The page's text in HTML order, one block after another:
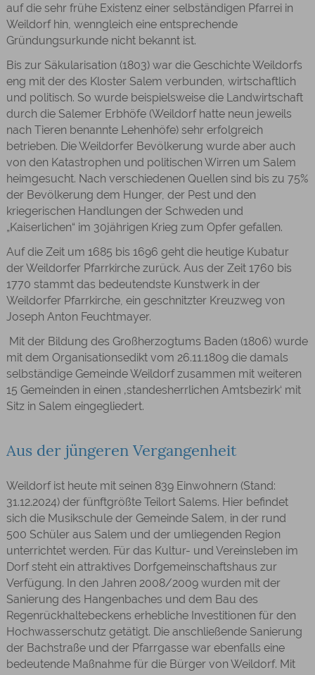
auf die sehr frühe Existenz einer selbständigen Pfarrei in
Weildorf hin, wenngleich eine entsprechende
Gründungsurkunde nicht bekannt ist.
Bis zur Säkularisation (1803) war die Geschichte Weildorfs
eng mit der des Kloster Salem verbunden, wirtschaftlich
und politisch. So wurde beispielsweise die Landwirtschaft
durch die Salemer Erbhöfe (Weildorf hatte neun jeweils
nach Tieren benannte Lehenhöfe) sehr erfolgreich
betrieben. Die Weildorfer Bevölkerung wurde aber auch
von den Katastrophen und politischen Wirren um Salem
heimgesucht. Nach verschiedenen Quellen sind bis zu 75%
der Bevölkerung dem Hunger, der Pest und den
kriegerischen Handlungen der Schweden und
„Kaiserlichen“ im 30jährigen Krieg zum Opfer gefallen.
Auf die Zeit um 1685 bis 1696 geht die heutige Kubatur
der Weildorfer Pfarrkirche zurück. Aus der Zeit 1760 bis
1770 stammt das bedeutendste Kunstwerk in der
Weildorfer Pfarrkirche, ein geschnitzter Kreuzweg von
Joseph Anton Feuchtmayer.
Mit der Bildung des Großherzogtums Baden (1806) wurde
mit dem Organisationsedikt vom 26.11.1809 die damals
selbständige Gemeinde Weildorf zusammen mit weiteren
15 Gemeinden in einen ‚standesherrlichen Amtsbezirk‘ mit
Sitz in Salem eingegliedert.
Aus der jüngeren Vergangenheit
Weildorf ist heute mit seinen 839 Einwohnern (Stand:
31.12.2024) der fünftgrößte Teilort Salems. Hier befindet
sich die Musikschule der Gemeinde Salem, in der rund
500 Schüler aus Salem und der umliegenden Region
unterrichtet werden. Für das Kultur- und Vereinsleben im
Dorf steht ein attraktives Dorfgemeinschaftshaus zur
Verfügung. In den Jahren 2008/2009 wurden mit der
Sanierung des Hangenbaches und dem Bau des
Regenrückhaltebeckens erhebliche Investitionen für den
Hochwasserschutz getätigt. Die anschließende Sanierung
der Bachstraße und der Pfarrgasse war ebenfalls eine
bedeutende Maßnahme für die Bürger von Weildorf. Mit